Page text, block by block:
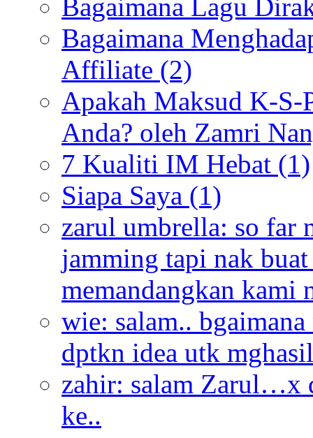
Bagaimana Lagu
Bagaimana
Affiliate (2)
Apakah Maksud K-S-
Anda? oleh Zamri
7 Kualiti IM Hebat (1)
Siapa Saya (1)
zarul umbrella: so far
jamming tapi nak
memandangkan kami
wie: salam..
dptkn idea utk
zahir: salam Zarul…x
ke..